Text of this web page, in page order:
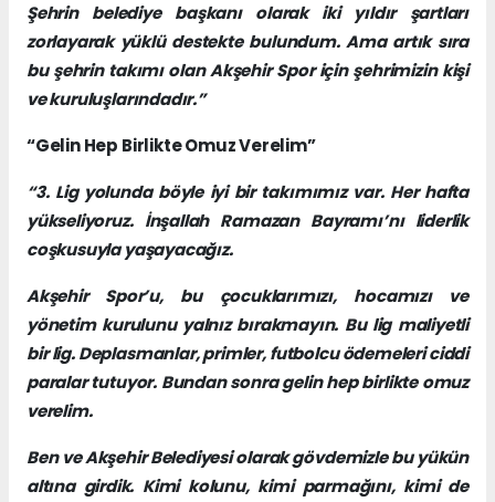
Şehrin belediye başkanı olarak iki yıldır şartları
zorlayarak yüklü destekte bulundum. Ama artık sıra
bu şehrin takımı olan Akşehir Spor için şehrimizin kişi
ve kuruluşlarındadır.”
“Gelin Hep Birlikte Omuz Verelim”
“3. Lig yolunda böyle iyi bir takımımız var. Her hafta
yükseliyoruz. İnşallah Ramazan Bayramı’nı liderlik
coşkusuyla yaşayacağız.
Akşehir Spor’u, bu çocuklarımızı, hocamızı ve
yönetim kurulunu yalnız bırakmayın. Bu lig maliyetli
bir lig. Deplasmanlar, primler, futbolcu ödemeleri ciddi
paralar tutuyor. Bundan sonra gelin hep birlikte omuz
verelim.
Ben ve Akşehir Belediyesi olarak gövdemizle bu yükün
altına girdik. Kimi kolunu, kimi parmağını, kimi de